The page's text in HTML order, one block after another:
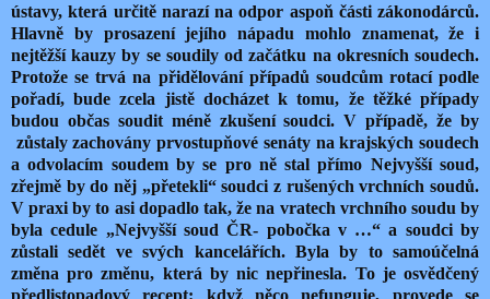
ústavy, která určitě narazí na odpor aspoň části zákonodárců.
Hlavně by prosazení jejího nápadu mohlo znamenat, že i
nejtěžší kauzy by se soudily od začátku na okresních soudech.
Protože se trvá na přidělování případů soudcům rotací podle
pořadí, bude zcela jistě docházet k tomu, že těžké případy
budou občas soudit méně zkušení soudci. V případě, že by
zůstaly zachovány prvostupňové senáty na krajských soudech
a odvolacím soudem by se pro ně stal přímo Nejvyšší soud,
zřejmě by do něj „přetekli“ soudci z rušených vrchních soudů.
V praxi by to asi dopadlo tak, že na vratech vrchního soudu by
byla cedule „Nejvyšší soud ČR- pobočka v …“ a soudci by
zůstali sedět ve svých kancelářích. Byla by to samoúčelná
změna pro změnu, která by nic nepřinesla. To je osvědčený
předlistopadový recept: když něco nefunguje, provede se